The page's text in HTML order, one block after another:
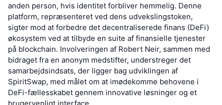
anden person, hvis identitet forbliver hemmelig. Denne
platform, repræsenteret ved dens udvekslingstoken,
sigter mod at forbedre det decentraliserede finans (DeFi)
økosystem ved at tilbyde en suite af finansielle tjenester
på blockchain. Involveringen af Robert Neir, sammen med
bidraget fra en anonym medstifter, understreger det
samarbejdsindsats, der ligger bag udviklingen af
SpiritSwap, med målet om at imødekomme behovene i
DeFi-fællesskabet gennem innovative løsninger og et
brugervenligt interface.